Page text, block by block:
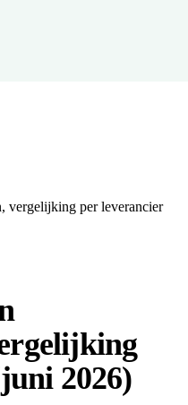
vergelijking per leverancier
2026)